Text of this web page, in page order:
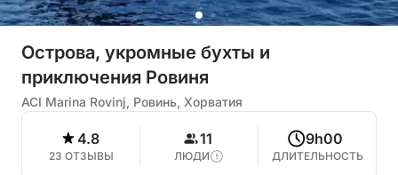
Острова, укромные бухты и
приключения Ровиня
ACI Marina Rovinj, Ровинь, Хорватия
4.8
23 ОТЗЫВЫ
11
ЛЮДИ
9h00
ДЛИТЕЛЬНОСТЬ